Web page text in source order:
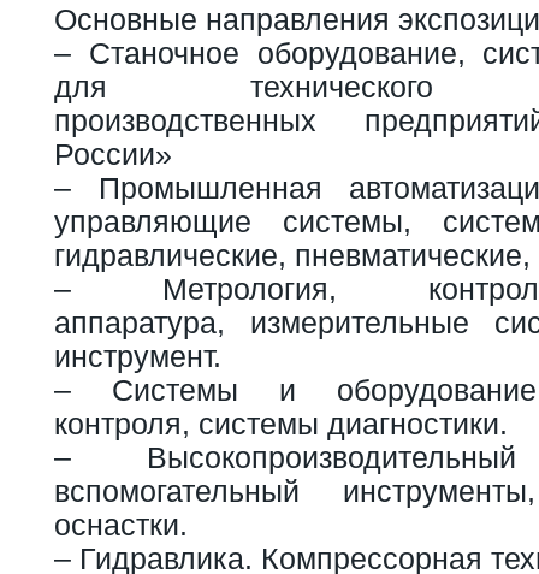
Основные направления
– Станочное оборудование,
для технического
производственных
России»
– Промышленная
управляющие системы,
гидравлические,
– Метрология,
аппаратура, измерительные
инструмент.
– Системы и оборудование
контроля, системы диагностики.
–
вспомогательный
оснастки.
– Гидравлика. Компрессорная